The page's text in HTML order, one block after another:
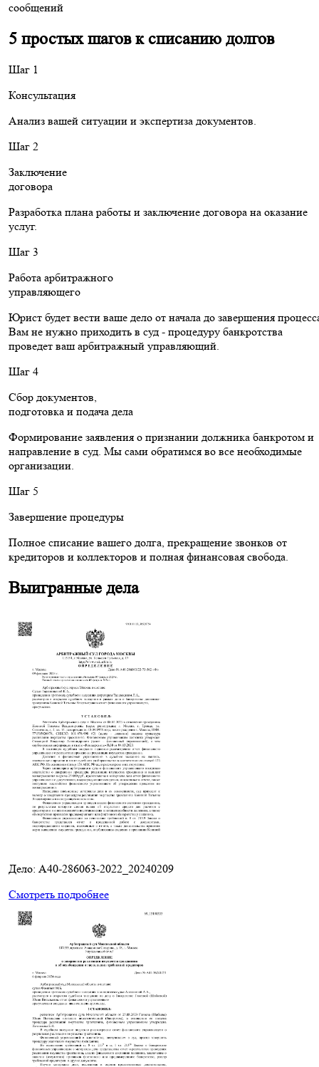
сообщений
5 простых шагов к списанию долгов
Шаг 1
Консультация
Анализ вашей ситуации и экспертиза документов.
Шаг 2
Заключение
договора
Разработка плана работы и заключение договора на оказание
услуг.
Шаг 3
Работа арбитражного
управляющего
Юрист будет вести ваше дело от начала до завершения
Вам не нужно приходить в суд - процедуру банкротства
проведет ваш арбитражный управляющий.
Шаг 4
Сбор документов,
подготовка и подача дела
Формирование заявления о признании должника банкротом и
направление в суд. Мы сами обратимся во все необходимые
организации.
Шаг 5
Завершение процедуры
Полное списание вашего долга, прекращение звонков от
кредиторов и коллекторов и полная финансовая свобода.
Выигранные дела
Дело: A40-286063-2022_20240209
Смотреть подробнее